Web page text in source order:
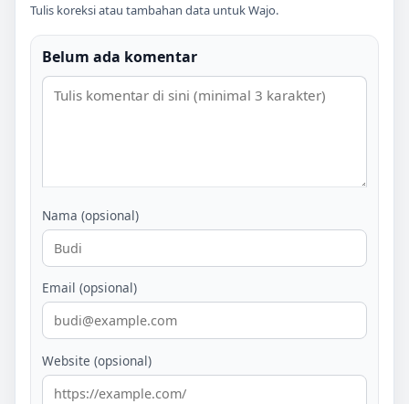
Tulis koreksi atau tambahan data untukWajo.
Belum ada komentar
Nama (opsional)
Email (opsional)
Website (opsional)